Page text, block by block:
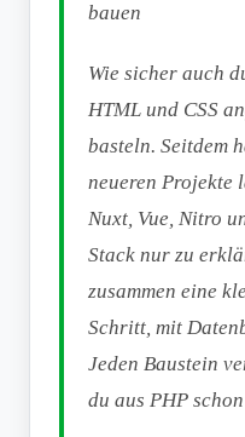
bauen
Wie sicher auch
HTML und CSS
basteln. Seitdem
neueren Projekte
Nuxt, Vue, Nitro
Stack nur zu
zusammen eine
Schritt, mit
Jeden Baustein
du aus PHP